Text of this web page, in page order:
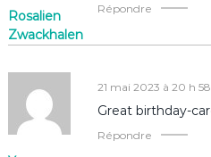
d
’
Rosalien
Zwackhalen
Répondre
21 mai 2023 à 20 h
Great birthday-
Répondre